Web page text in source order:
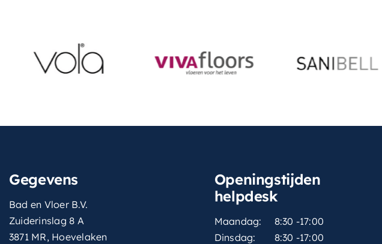
Gegevens
Bad en Vloer B.V.
Zuiderinslag 8 A
3871 MR, Hoevelaken
Openingstijden
helpdesk
Maandag:
8:30 -17:00
Dinsdag:
8:30 -17:00